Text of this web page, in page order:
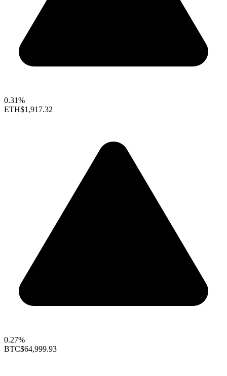
0.31%
ETH$1,917.32
0.27%
BTC$64,999.93